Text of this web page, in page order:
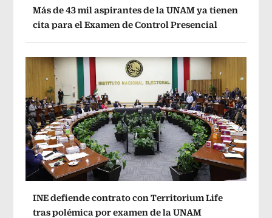
Más de 43 mil aspirantes de la UNAM ya tienen
cita para el Examen de Control Presencial
INE defiende contrato con Territorium Life
tras polémica por examen de la UNAM